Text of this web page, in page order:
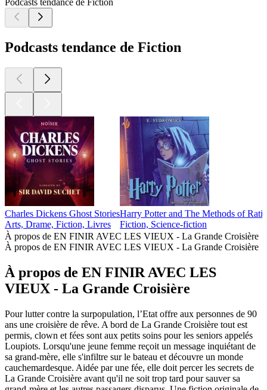
Podcasts tendance de Fiction
Podcasts tendance de Fiction
Charles Dickens Ghost Stories
Arts, Drame, Fiction, Livres
Harry Potter and The Methods of
Fiction, Science-fiction
À propos de EN FINIR AVEC LES VIEUX - La Grande Croisière
À propos de EN FINIR AVEC LES VIEUX - La Grande Croisière
À propos de EN FINIR AVEC LES
VIEUX - La Grande Croisière
Pour lutter contre la surpopulation, l’Etat offre aux personnes de 90
ans une croisière de rêve. A bord de La Grande Croisière tout est
permis, clown et fées sont aux petits soins pour les seniors appelés
Loupiots. Lorsqu'une jeune femme reçoit un message inquiétant de
sa grand-mère, elle s'infiltre sur le bateau et découvre un monde
cauchemardesque. Aidée par une fée, elle doit percer les secrets de
La Grande Croisière avant qu'il ne soit trop tard pour sauver sa